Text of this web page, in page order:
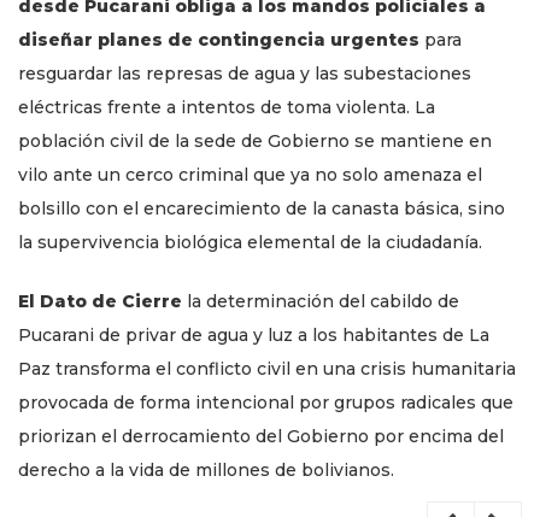
desde Pucarani obliga a los mandos policiales a
diseñar planes de contingencia urgentes para
resguardar las represas de agua y las subestaciones
eléctricas frente a intentos de toma violenta. La
población civil de la sede de Gobierno se mantiene en
vilo ante un cerco criminal que ya no solo amenaza el
bolsillo con el encarecimiento de la canasta básica, sino
la supervivencia biológica elemental de la ciudadanía.
El Dato de Cierre la determinación del cabildo de
Pucarani de privar de agua y luz a los habitantes de La
Paz transforma el conflicto civil en una crisis humanitaria
provocada de forma intencional por grupos radicales que
priorizan el derrocamiento del Gobierno por encima del
derecho a la vida de millones de bolivianos.